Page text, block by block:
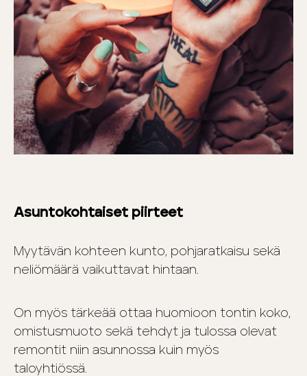
Asuntokohtaiset piirteet
Myytävän kohteen kunto, pohjaratkaisu sekä
neliömäärä vaikuttavat hintaan.
On myös tärkeää ottaa huomioon tontin koko,
omistusmuoto sekä tehdyt ja tulossa olevat
remontit niin asunnossa kuin myös
taloyhtiössä.